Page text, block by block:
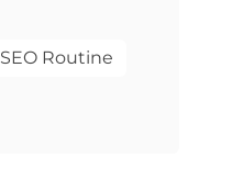
SEO Routine